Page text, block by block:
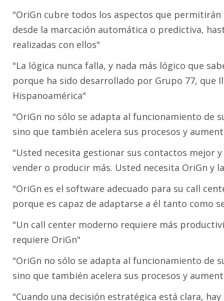
"OriGn cubre todos los aspectos que
desde la marcación automática o predictiva,
realizadas con ellos"
"La lógica nunca falla, y nada más lógico que
porque ha sido desarrollado por Grupo 77, que
Hispanoamérica"
"OriGn no sólo se adapta al funcionamiento de
sino que también acelera sus procesos y
"Usted necesita gestionar sus contactos mejor
vender o producir más. Usted necesita OriGn y
"OriGn es el software adecuado para su call
porque es capaz de adaptarse a él tanto como
"Un call center moderno requiere más
requiere OriGn"
"OriGn no sólo se adapta al funcionamiento de
sino que también acelera sus procesos y
"Cuando una decisión estratégica está clara,